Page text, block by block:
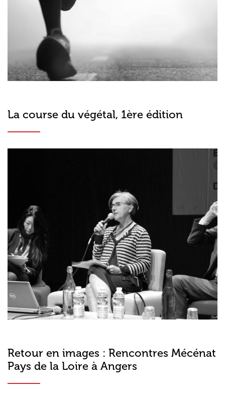
La course du végétal, 1ère édition
Retour en images : Rencontres Mécénat
Pays de la Loire à Angers